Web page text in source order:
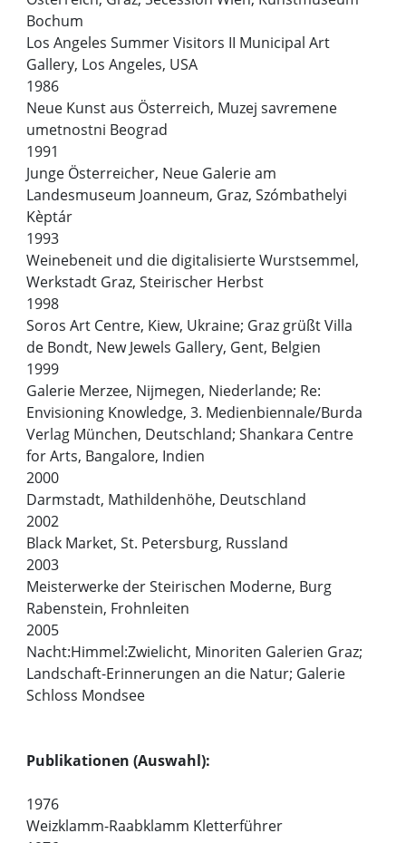
Bochum
Los Angeles Summer Visitors II Municipal Art
Gallery, Los Angeles, USA
1986
Neue Kunst aus Österreich, Muzej savremene
umetnostni Beograd
1991
Junge Österreicher, Neue Galerie am
Landesmuseum Joanneum, Graz, Szómbathelyi
Kèptár
1993
Weinebeneit und die digitalisierte Wurstsemmel,
Werkstadt Graz, Steirischer Herbst
1998
Soros Art Centre, Kiew, Ukraine; Graz grüßt Villa
de Bondt, New Jewels Gallery, Gent, Belgien
1999
Galerie Merzee, Nijmegen, Niederlande; Re:
Envisioning Knowledge, 3. Medienbiennale/Burda
Verlag München, Deutschland; Shankara Centre
for Arts, Bangalore, Indien
2000
Darmstadt, Mathildenhöhe, Deutschland
2002
Black Market, St. Petersburg, Russland
2003
Meisterwerke der Steirischen Moderne, Burg
Rabenstein, Frohnleiten
2005
Nacht:Himmel:Zwielicht, Minoriten Galerien Graz;
Landschaft-Erinnerungen an die Natur; Galerie
Schloss Mondsee
Publikationen (Auswahl):
1976
Weizklamm-Raabklamm Kletterführer